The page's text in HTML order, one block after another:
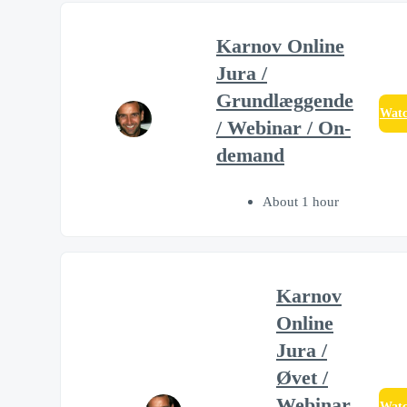
Karnov Online
Jura /
Grundlæggende
/ Webinar / On-
demand
About 1 hour
Karnov
Online
Jura /
Øvet /